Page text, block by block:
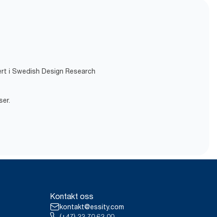
i Swedish Design Research
Kontakt oss
kontakt@essity.com